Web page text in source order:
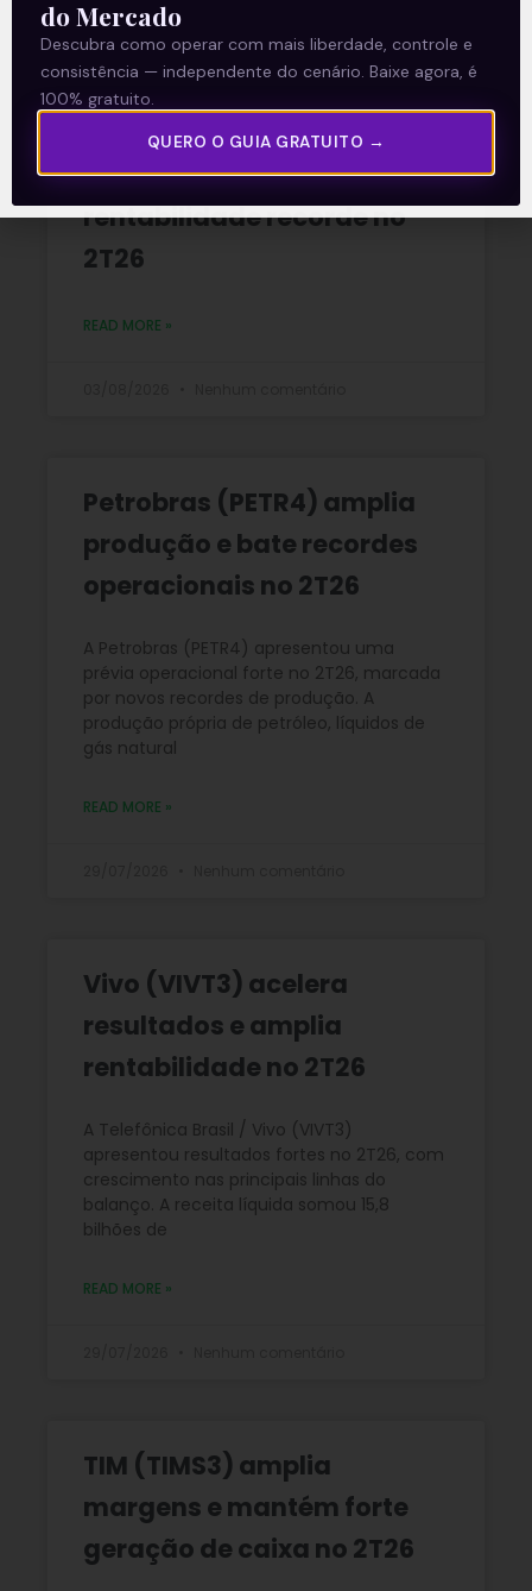
06/08/2026
Multiplan (MULT3) combina
crescimento operacional e
rentabilidade recorde no
2T26
READ MORE »
Petrobras (PETR4) amplia
produção e bate recordes
operacionais no 2T26
A Petrobras (PETR4) apresentou uma
prévia operacional forte no 2T26, marcada
por novos recordes de produção. A
produção própria de petróleo, líquidos de
gás natural
READ MORE »
Vivo (VIVT3) acelera
resultados e amplia
rentabilidade no 2T26
A Telefônica Brasil / Vivo (VIVT3)
apresentou resultados fortes no 2T26, com
crescimento nas principais linhas do
balanço. A receita líquida somou 15,8
bilhões de
READ MORE »
TIM (TIMS3) amplia
margens e mantém forte
geração de caixa no 2T26
do Mercado
Descubra como operar com mais liberdade, controle e
consistência — independente do cenário. Baixe agora, é
100% gratuito.
QUERO O GUIA GRATUITO →